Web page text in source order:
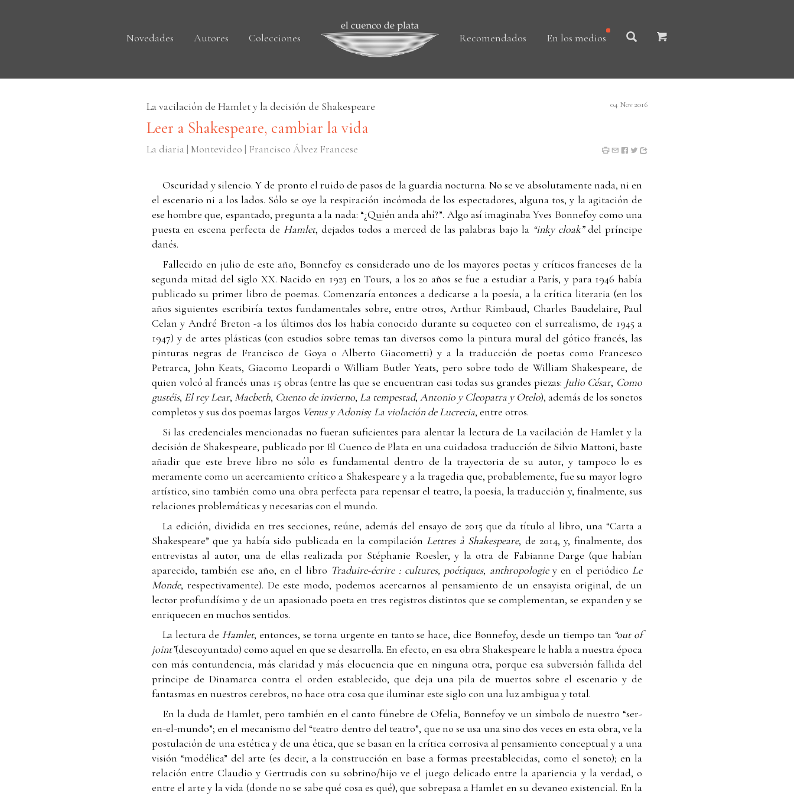
Novedades Autores Colecciones Recomendados En los medios
La vacilación de Hamlet y la decisión de Shakespeare 04 Nov 2016
Leer a Shakespeare, cambiar la vida
La diaria | Montevideo | Francisco Álvez Francese
Oscuridad y silencio. Y de pronto el ruido de pasos de la guardia nocturna. No se ve absolutamente nada, ni en
el escenario ni a los lados. Sólo se oye la respiración incómoda de los espectadores, alguna tos, y la agitación de
ese hombre que, espantado, pregunta a la nada: “¿Quién anda ahí?”. Algo así imaginaba Yves Bonnefoy como una
puesta en escena perfecta de Hamlet, dejados todos a merced de las palabras bajo la “inky cloak”del príncipe
danés.
Fallecido en julio de este año, Bonnefoy es considerado uno de los mayores poetas y críticos franceses de la
segunda mitad del siglo XX. Nacido en 1923 en Tours, a los 20 años se fue a estudiar a París, y para 1946 había
publicado su primer libro de poemas. Comenzaría entonces a dedicarse a la poesía, a la crítica literaria (en los
años siguientes escribiría textos fundamentales sobre, entre otros, Arthur Rimbaud, Charles Baudelaire, Paul
Celan y André Breton -a los últimos dos los había conocido durante su coqueteo con el surrealismo, de 1945 a
1947) y de artes plásticas (con estudios sobre temas tan diversos como la pintura mural del gótico francés, las
pinturas negras de Francisco de Goya o Alberto Giacometti) y a la traducción de poetas como Francesco
Petrarca, John Keats, Giacomo Leopardi o William Butler Yeats, pero sobre todo de William Shakespeare, de
quien volcó al francés unas 15 obras (entre las que se encuentran casi todas sus grandes piezas: Julio César, Como
gustéis, El rey Lear, Macbeth, Cuento de invierno, La tempestad,Antonio y Cleopatra y Otelo), además de los sonetos
completos y sus dos poemas largos Venus y Adonisy La violación de Lucrecia, entre otros.
Si las credenciales mencionadas no fueran suficientes para alentar la lectura de La vacilación de Hamlet y la
decisión de Shakespeare, publicado por El Cuenco de Plata en una cuidadosa traducción de Silvio Mattoni, baste
añadir que este breve libro no sólo es fundamental dentro de la trayectoria de su autor, y tampoco lo es
meramente como un acercamiento crítico a Shakespeare y a la tragedia que, probablemente, fue su mayor logro
artístico, sino también como una obra perfecta para repensar el teatro, la poesía, la traducción y, finalmente, sus
relaciones problemáticas y necesarias con el mundo.
La edición, dividida en tres secciones, reúne, además del ensayo de 2015 que da título al libro, una “Carta a
Shakespeare” que ya había sido publicada en la compilación Lettres à Shakespeare, de 2014, y, finalmente, dos
entrevistas al autor, una de ellas realizada por Stéphanie Roesler, y la otra de Fabianne Darge (que habían
aparecido, también ese año, en el libro Traduire-écrire : cultures, poétiques, anthropologiey en el periódico Le
Monde, respectivamente). De este modo, podemos acercarnos al pensamiento de un ensayista original, de un
lector profundísimo y de un apasionado poeta en tres registros distintos que se complementan, se expanden y se
enriquecen en muchos sentidos.
La lectura de Hamlet, entonces, se torna urgente en tanto se hace, dice Bonnefoy, desde un tiempo tan “out of
joint”(descoyuntado) como aquel en que se desarrolla. En efecto, en esa obra Shakespeare le habla a nuestra época
con más contundencia, más claridad y más elocuencia que en ninguna otra, porque esa subversión fallida del
príncipe de Dinamarca contra el orden establecido, que deja una pila de muertos sobre el escenario y de
fantasmas en nuestros cerebros, no hace otra cosa que iluminar este siglo con una luz ambigua y total.
En la duda de Hamlet, pero también en el canto fúnebre de Ofelia, Bonnefoy ve un símbolo de nuestro “ser-
en-el-mundo”; en el mecanismo del “teatro dentro del teatro”, que no se usa una sino dos veces en esta obra, ve la
postulación de una estética y de una ética, que se basan en la crítica corrosiva al pensamiento conceptual y a una
visión “modélica” del arte (es decir, a la construcción en base a formas preestablecidas, como el soneto); en la
relación entre Claudio y Gertrudis con su sobrino/hijo ve el juego delicado entre la apariencia y la verdad, o
entre el arte y la vida (donde no se sabe qué cosa es qué), que sobrepasa a Hamlet en su devaneo existencial. En la